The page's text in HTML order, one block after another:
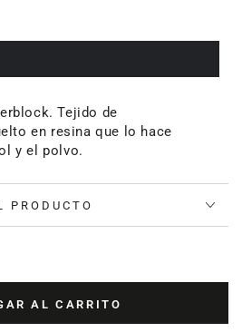
Tejido de
en resina que lo hace
y el polvo.
PRODUCTO
AL CARRITO